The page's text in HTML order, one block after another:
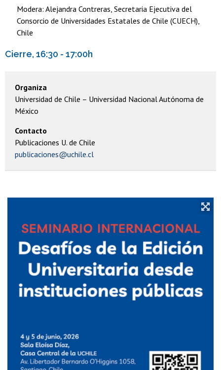
Modera: Alejandra Contreras, Secretaria Ejecutiva del
Consorcio de Universidades Estatales de Chile (CUECH),
Chile
Cierre, 16:30 - 17:00h
Organiza
Universidad de Chile – Universidad Nacional Autónoma de
México
Contacto
Publicaciones U. de Chile
publicaciones@uchile.cl